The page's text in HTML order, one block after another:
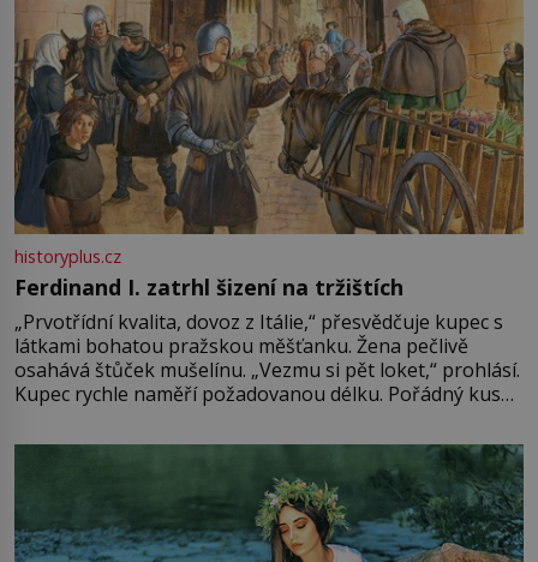
historyplus.cz
Ferdinand I. zatrhl šizení na tržištích
„Prvotřídní kvalita, dovoz z Itálie,“ přesvědčuje kupec s
látkami bohatou pražskou měšťanku. Žena pečlivě
osahává štůček mušelínu. „Vezmu si pět loket,“ prohlásí.
Kupec rychle naměří požadovanou délku. Pořádný kus
milostpaní. Stačí jenom na sukni,“ zhodnotí švadlena
množství růžového mušelínu. „Ošidili vás, podívejte.“